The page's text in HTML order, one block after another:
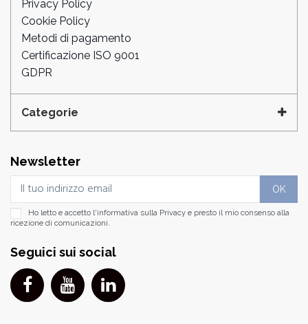
Privacy Policy
Cookie Policy
Metodi di pagamento
Certificazione ISO 9001
GDPR
Categorie
Newsletter
Ho letto e accetto l'informativa sulla Privacy e presto il mio consenso alla
ricezione di comunicazioni.
Seguici sui social